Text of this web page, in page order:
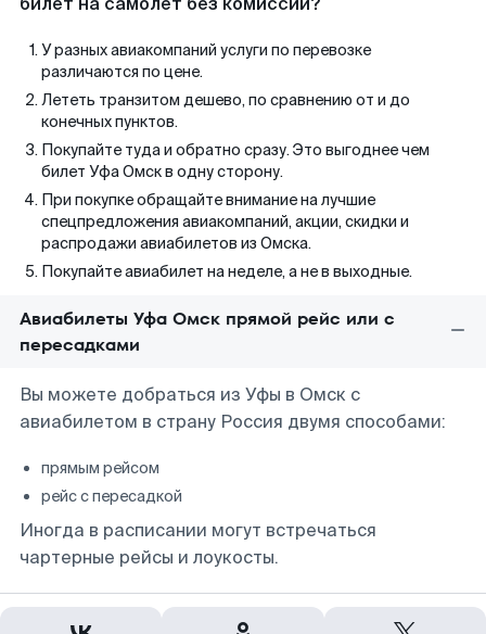
У разных авиакомпаний услуги по перевозке
различаются по цене.
Лететь транзитом дешево, по сравнению от и до
конечных пунктов.
Покупайте туда и обратно сразу. Это выгоднее чем
билет Уфа Омск в одну сторону.
При покупке обращайте внимание на лучшие
спецпредложения авиакомпаний, акции, скидки и
распродажи авиабилетов из Омска.
Покупайте авиабилет на неделе, а не в выходные.
Авиабилеты Уфа Омск прямой рейс или с
пересадками
Вы можете добраться из Уфы в Омск с
авиабилетом в страну Россия двумя способами:
прямым рейсом
рейс с пересадкой
Иногда в расписании могут встречаться
чартерные рейсы и лоукосты.